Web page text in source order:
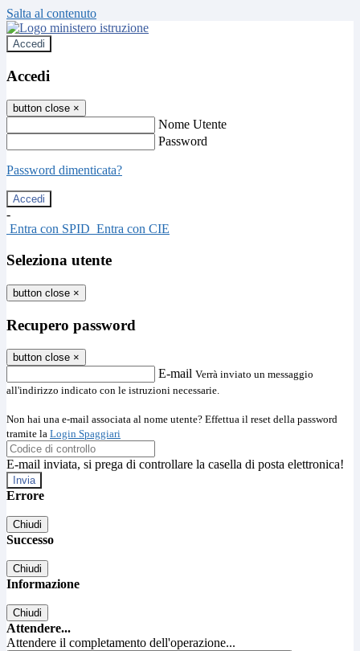
Salta al contenuto
Accedi
Accedi
button close ×
Nome Utente
Password
Password dimenticata?
-
Entra con SPID Entra con CIE
Seleziona utente
button close ×
Recupero password
button close ×
E-mail Verrà inviato un messaggio
all'indirizzo indicato con le istruzioni necessarie.
Non hai una e-mail associata al nome utente? Effettua il reset della password
tramite la Login Spaggiari
E-mail inviata, si prega di controllare la casella di posta elettronica!
Errore
Chiudi
Successo
Chiudi
Informazione
Chiudi
Attendere...
Attendere il completamento dell'operazione...